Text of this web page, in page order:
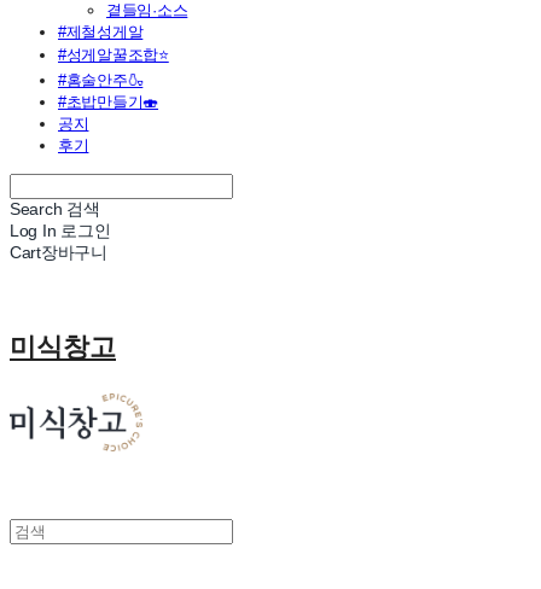
곁들임·소스
#제철성게알
#성게알꿀조합⭐
#홈술안주🍶
#초밥만들기🍣
공지
후기
Search 검색
Log In 로그인
Cart장바구니
미식창고